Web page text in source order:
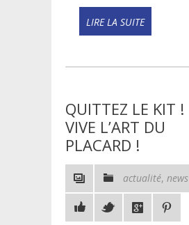
READ
QUITTEZ LE KIT !
VIVE L’ART DU
PLACARD !
actualité, news